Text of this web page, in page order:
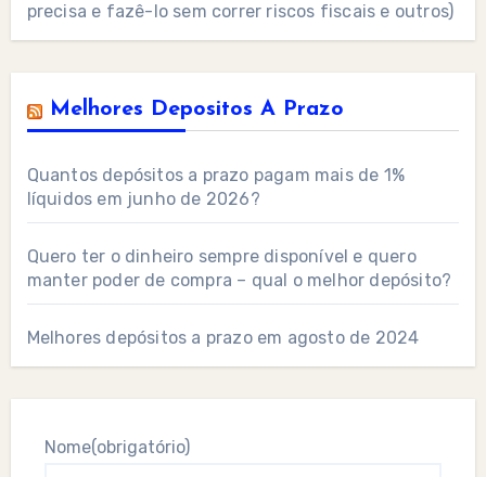
precisa e fazê-lo sem correr riscos fiscais e outros)
Melhores Depositos A Prazo
Quantos depósitos a prazo pagam mais de 1%
líquidos em junho de 2026?
Quero ter o dinheiro sempre disponível e quero
manter poder de compra – qual o melhor depósito?
Melhores depósitos a prazo em agosto de 2024
Nome(obrigatório)